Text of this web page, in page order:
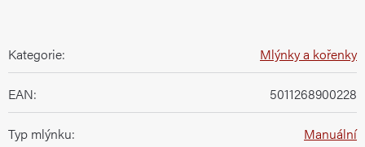
Kategorie: Mlýnky a kořenky
EAN: 5011268900228
Typ mlýnku: Manuální